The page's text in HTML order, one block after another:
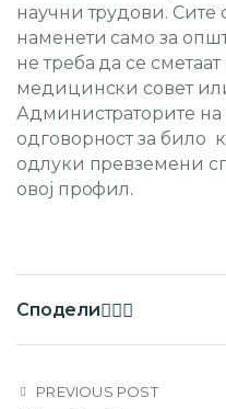
научни трудови.
наменети само за
не треба да се
медицински совет
Администраторите на
одговорност за било
одлуки превземени
овој профил.
Сподели
PREVIOUS POST